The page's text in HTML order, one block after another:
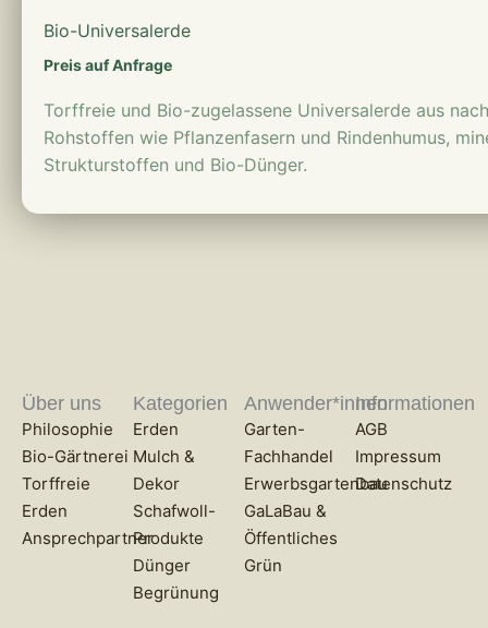
Bio-Universalerde
Preis auf Anfrage
Torffreie und Bio-zugelassene Universalerde aus
Rohstoffen wie Pflanzenfasern und Rindenhumus,
Strukturstoffen und Bio-Dünger.
Über uns
Philosophie
Bio-Gärtnerei
Torffreie
Erden
Ansprechpartner
Kategorien
Erden
Mulch &
Dekor
Schafwoll-
Produkte
Dünger
Begrünung
Anwender*innen
Garten-
Fachhandel
Erwerbsgartenbau
GaLaBau &
Öffentliches
Grün
Informationen
AGB
Impressum
Datenschutz